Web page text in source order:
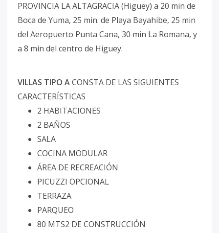
PROVINCIA LA ALTAGRACIA (Higuey) a 20 min de
Boca de Yuma, 25 min. de Playa Bayahibe, 25 min
del Aeropuerto Punta Cana, 30 min La Romana, y
a 8 min del centro de Higuey.
VILLAS TIPO ACONSTA DE LAS SIGUIENTES
CARACTERÍSTICAS
2 HABITACIONES
2 BAÑOS
SALA
COCINA MODULAR
ÁREA DE RECREACIÓN
PICUZZI OPCIONAL
TERRAZA
PARQUEO
80 MTS2 DE CONSTRUCCIÓN